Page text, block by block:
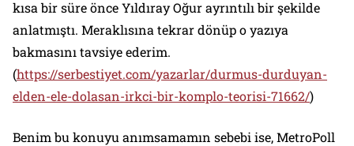
kısa bir süre önce Yıldıray Oğur ayrıntılı bir şekilde
anlatmıştı. Meraklısına tekrar dönüp o yazıya
bakmasını tavsiye ederim.
(https://serbestiyet.com/yazarlar/durmus-durduyan-
elden-ele-dolasan-irkci-bir-komplo-teorisi-71662/)
Benim bu konuyu anımsamamın sebebi ise, MetroPoll